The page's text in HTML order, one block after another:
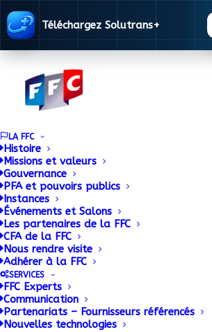
Téléchargez Solutrans+
LA FFC
Histoire
Missions et valeurs
Gouvernance
PFA et pouvoirs publics
Instances
Événements et Salons
Les partenaires de la FFC
CFA de la FFC
Nous rendre visite
Adhérer à la FFC
SERVICES
FFC Experts
Communication
Partenariats – Fournisseurs référencés
Nouvelles technologies
Les métiers
de la filière
7 DÉCEMBRE 2015 |
Le monde du transport routier offre
nombreuses opportunités en matière
de formations. La filière camion ne